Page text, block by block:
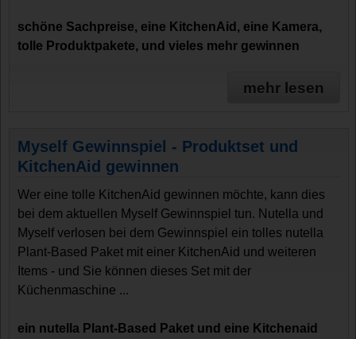
schöne Sachpreise, eine KitchenAid, eine Kamera,
tolle Produktpakete, und vieles mehr gewinnen
mehr lesen
Myself Gewinnspiel - Produktset und
KitchenAid gewinnen
Wer eine tolle KitchenAid gewinnen möchte, kann dies
bei dem aktuellen Myself Gewinnspiel tun. Nutella und
Myself verlosen bei dem Gewinnspiel ein tolles nutella
Plant-Based Paket mit einer KitchenAid und weiteren
Items - und Sie können dieses Set mit der
Küchenmaschine ...
ein nutella Plant-Based Paket und eine Kitchenaid